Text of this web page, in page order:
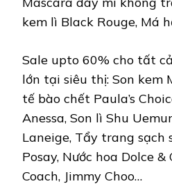
kem lì Black Rouge, Má
Sale upto 60% cho tất
lớn tại siêu thị: Son kem
tế bào chết Paula’s
Anessa, Son lì Shu
Laneige, Tẩy trang sạch
Posay, Nước hoa Dolce &
Coach, Jimmy Choo…